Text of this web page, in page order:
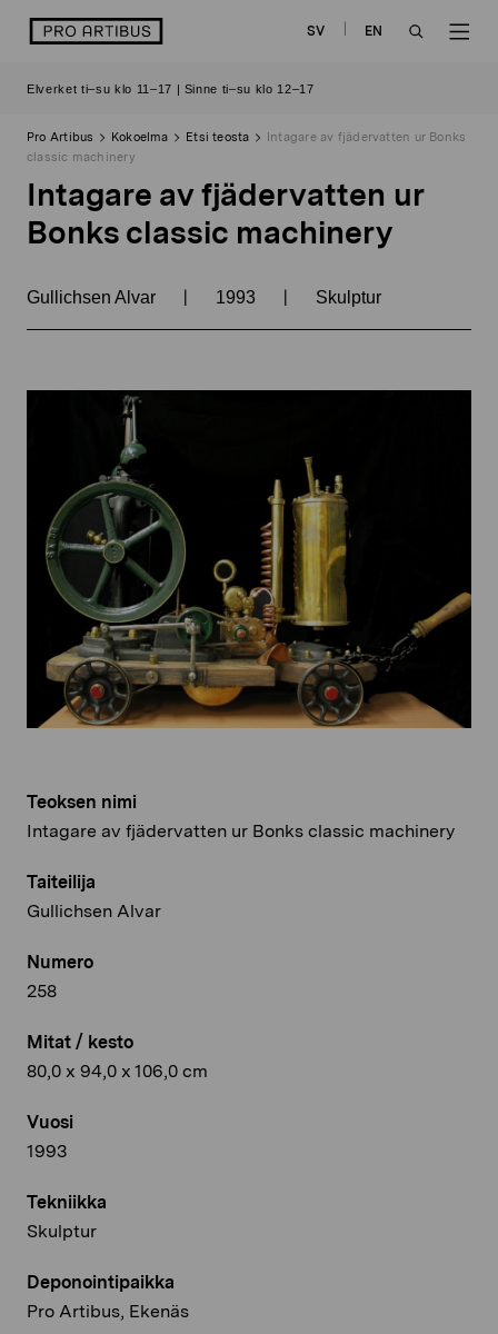
sisältöön
logo SV
EN
Elverket ti–su klo 11–17 | Sinne ti–su klo 12–17
Pro Artibus Kokoelma Etsi teosta
Intagare av fjädervatten ur Bonks
classic machinery
Intagare av fjädervatten ur
Bonks classic machinery
Gullichsen Alvar | 1993 | Skulptur
Teoksen nimi
Intagare av fjädervatten ur Bonks classic machinery
Taiteilija
Gullichsen Alvar
Numero
258
Mitat / kesto
80,0 x 94,0 x 106,0 cm
Vuosi
1993
Tekniikka
Skulptur
Deponointipaikka
Pro Artibus, Ekenäs